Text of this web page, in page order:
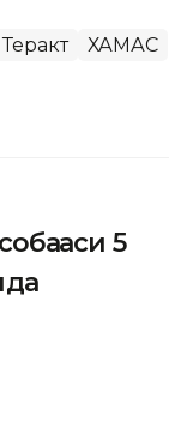
Теракт ХАМАС
5